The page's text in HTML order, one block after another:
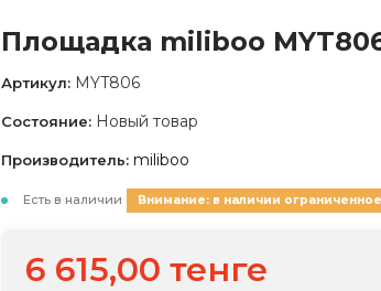
Площадка miliboo
Артикул: MYT806
Состояние: Новый товар
Производитель: miliboo
Есть в наличии Внимание: в наличии
6 615,00 тенге